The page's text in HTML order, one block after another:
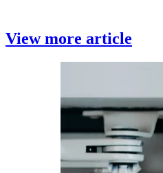
View more article